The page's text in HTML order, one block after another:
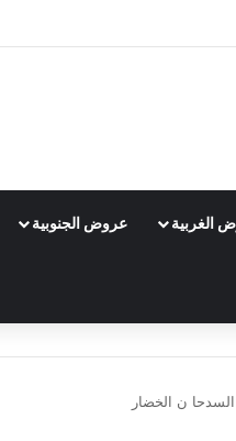
الغربية عروض الجنوبية
ن الخضار